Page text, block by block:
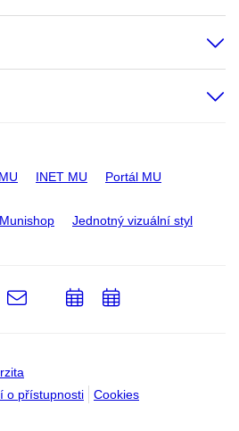
INET MU Portál MU
Munishop Jednotný vizuální styl
o přístupnosti Cookies
e-
Email
PřidatPřidat